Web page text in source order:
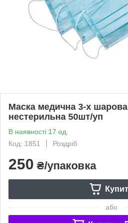
Маска медична 3-х шарова
нестерильна 50шт/уп
В наявності 17 од.
Код: 1851
Роздріб
250 ₴/упаковка
або